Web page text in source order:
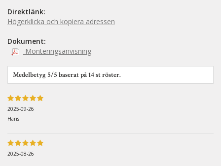
Direktlänk:
Högerklicka och kopiera adressen
Dokument:
Monteringsanvisning
Medelbetyg 5/5 baserat på 14st röster.
2025-09-26
Hans
2025-08-26